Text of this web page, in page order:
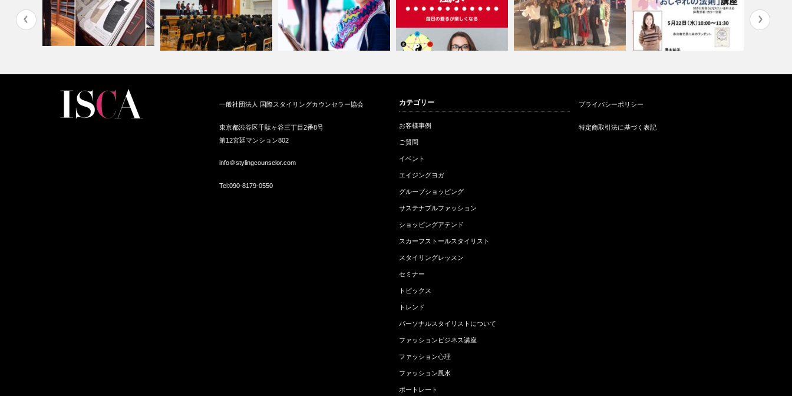
少年式記念講演「服トレ講座」 ファッション風水kindle出版
ルスタイリス…
海外ショッピングアテンド
グカウンセラ…
一般社団法人 国際スタイリングカウンセラー協会
東京都渋谷区千駄ヶ谷三丁目2番8号
第12宮廷マンション802
info＠stylingcounselor.com
Tel:090-8179-0550
カテゴリー
お客様事例
ご質問
イベント
エイジングヨガ
グループショッピング
サステナブルファッション
ショッピングアテンド
スカーフストールスタイリスト
スタイリングレッスン
セミナー
トピックス
トレンド
パーソナルスタイリストについて
ファッションビジネス講座
ファッション心理
ファッション風水
ポートレート
プライバシーポリシー
特定商取引法に基づく表記